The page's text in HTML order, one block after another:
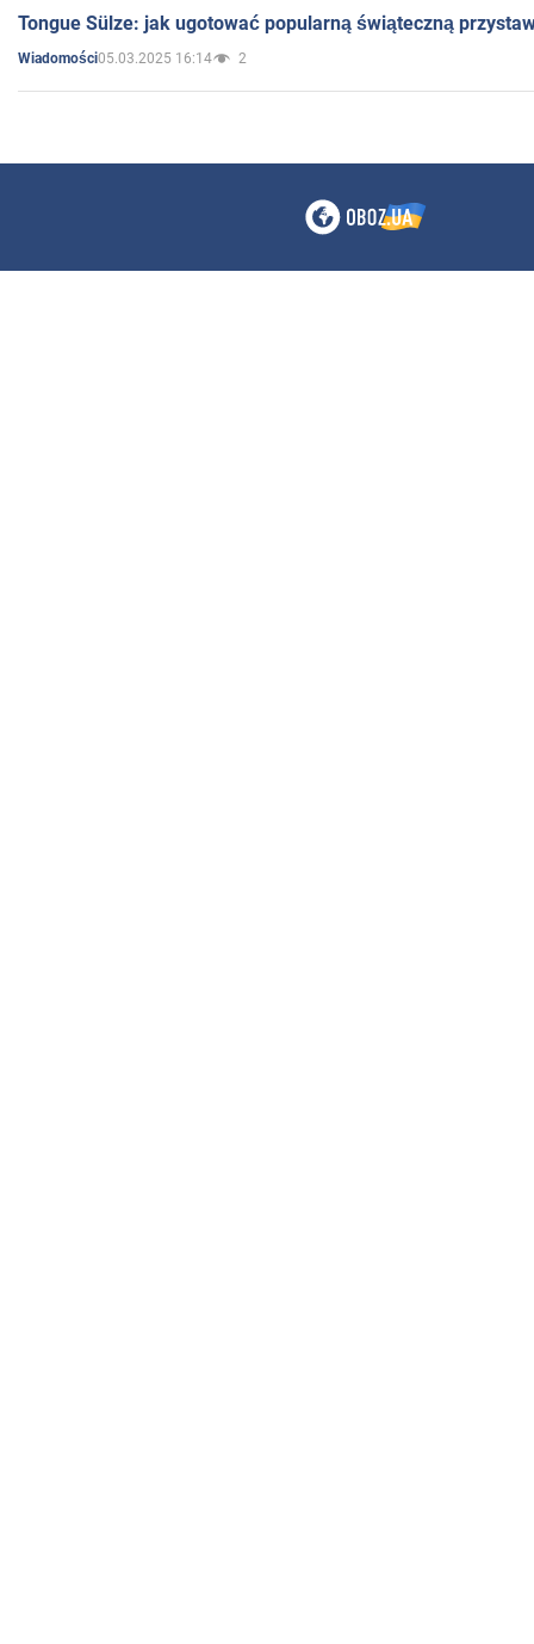
Tongue Sülze: jak ugotować popularną świąteczną
Wiadomości05.03.2025 16:14 2